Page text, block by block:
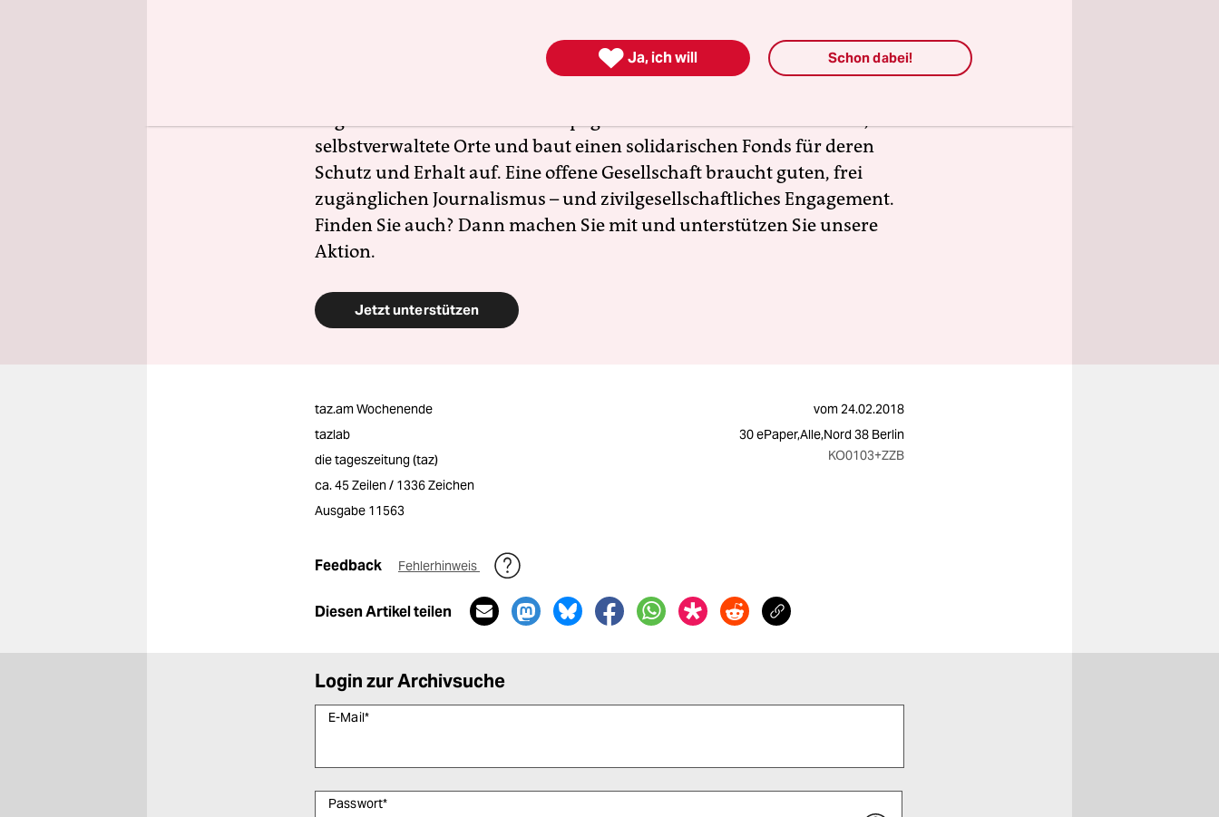
Gerade jetzt braucht es Zusammenhalt und Solidarität. Auch und vor
allem mit den Menschen, die sich vor Ort für eine starke
selbstverwaltete Orte und baut einen solidarischen Fonds für deren
Schutz und Erhalt auf. Eine offene Gesellschaft braucht guten, frei
zugänglichen Journalismus – und zivilgesellschaftliches Engagement.
Finden Sie auch? Dann machen Sie mit und unterstützen Sie unsere
Aktion.
Jetzt unterstützen
taz.am Wochenende vom24.02.2018
tazlab
30 ePaper,Alle,Nord 38 Berlin
die tageszeitung (taz)
KO0103+ZZB
ca. 45 Zeilen / 1336 Zeichen
Ausgabe 11563
Feedback Fehlerhinweis
Diesen Artikel teilen
Login zur Archivsuche
E-Mail*
Passwort*
 Ja, ich will Schon dabei!